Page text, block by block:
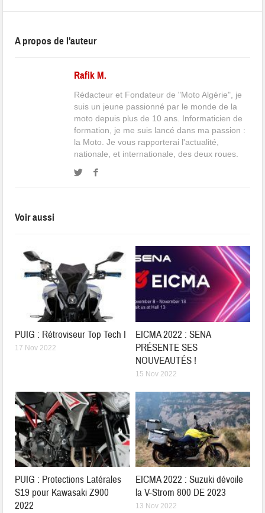
A propos de l'auteur
Rafik M.
Rédacteur et Fondateur de "Moto Algérie", je
suis un jeune passionné par le monde de la
moto depuis plus de 10 ans. Informaticien de
formation, je me suis lancé dans ma passion :
la Moto. Je vous rapporterai l'actualité,
nationale, et internationale, des deux roues.
Voir aussi
PUIG : Rétroviseur Top Tech I
17 Nov 2022
EICMA 2022 : SENA
PRÉSENTE SES
NOUVEAUTÉS !
15 Nov 2022
PUIG : Protections Latérales
S19 pour Kawasaki Z900
2022
EICMA 2022 : Suzuki dévoile
la V-Strom 800 DE 2023
13 Nov 2022